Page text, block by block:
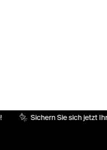
Sichern Sie sich jetzt